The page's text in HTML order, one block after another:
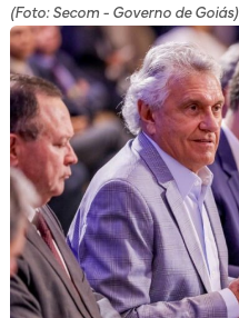
(Foto: Secom - Governo de Goiás)